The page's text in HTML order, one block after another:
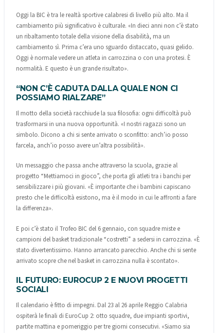
Oggi la BIC è tra le realtà sportive calabresi di livello più alto. Ma il
cambiamento più significativo è culturale. «In dieci anni non c’è stato
un ribaltamento totale della visione della disabilità, ma un
cambiamento sì. Prima c’era uno sguardo distaccato, quasi gelido.
Oggi è normale vedere un atleta in carrozzina o con una protesi. È
normalità. E questo è un grande risultato».
“NON C’È CADUTA DALLA QUALE NON CI
POSSIAMO RIALZARE”
Il motto della società racchiude la sua filosofia: ogni difficoltà può
trasformarsi in una nuova opportunità. «I nostri ragazzi sono un
simbolo. Dicono a chi si sente arrivato o sconfitto: anch’io posso
farcela, anch’io posso avere un’altra possibilità».
Un messaggio che passa anche attraverso la scuola, grazie al
progetto “Mettiamoci in gioco”, che porta gli atleti tra i banchi per
sensibilizzare i più giovani. «È importante che i bambini capiscano
presto che le difficoltà esistono, ma è il modo in cui le affronti a fare
la differenza».
E poi c’è stato il Trofeo BIC del 6 gennaio, con squadre miste e
campioni del basket tradizionale “costretti” a sedersi in carrozzina. «È
stato divertentissimo. Hanno arrancato parecchio. Anche chi si sente
arrivato scopre che nel basket in carrozzina nulla è scontato».
IL FUTURO: EUROCUP 2 E NUOVI PROGETTI
SOCIALI
Il calendario è fitto di impegni. Dal 23 al 26 aprile Reggio Calabria
ospiterà le finali di EuroCup 2: otto squadre, due impianti sportivi,
partite mattina e pomeriggio per tre giorni consecutivi. «Siamo sia